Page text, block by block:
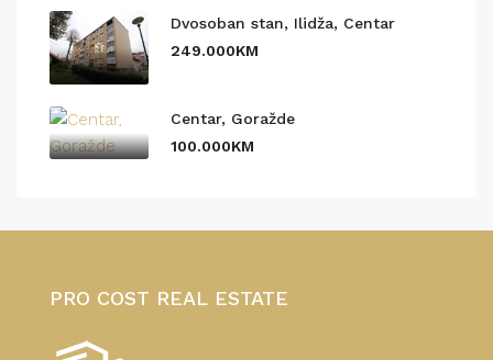
Dvosoban stan, Ilidža, Centar
249.000KM
Centar, Goražde
100.000KM
PRO COST REAL ESTATE